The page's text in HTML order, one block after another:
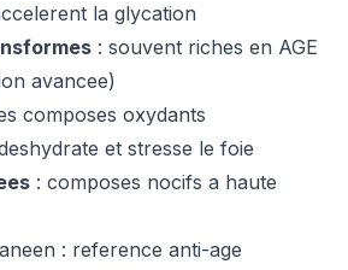
la glycation
: souvent riches en AGE
avancee)
composes oxydants
et stresse le foie
: composes nocifs a haute
: reference anti-age